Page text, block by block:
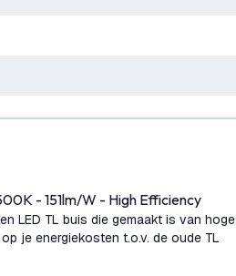
- 151lm/W - High Efficiency
LED TL buis die gemaakt is van hoge
je energiekosten t.o.v. de oude TL